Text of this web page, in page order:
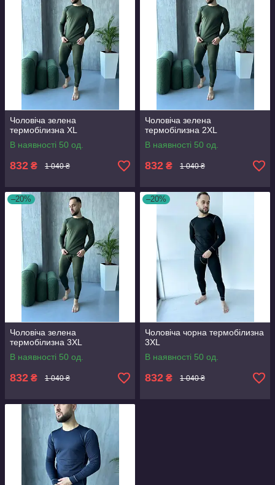
Чоловіча зелена
термобілизна XL
В наявності 50 од.
832 ₴ 1 040 ₴
Чоловіча зелена
термобілизна 2ХL
В наявності 50 од.
832 ₴ 1 040 ₴
–20%
Чоловіча зелена
термобілизна 3XL
В наявності 50 од.
832 ₴ 1 040 ₴
–20%
Чоловіча чорна термобілизна
3XL
В наявності 50 од.
832 ₴ 1 040 ₴